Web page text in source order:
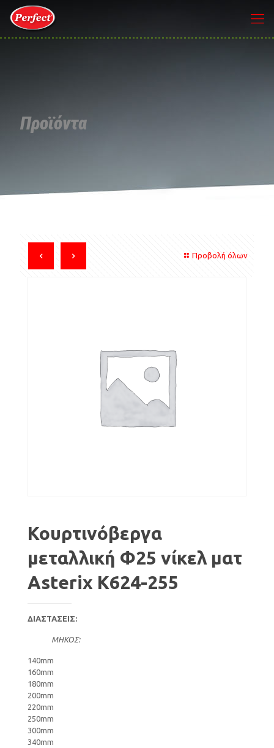
Προϊόντα
Προβολή όλων
Κουρτινόβεργα
μεταλλική Φ25 νίκελ ματ
Asterix K624-255
ΔΙΑΣΤΑΣΕΙΣ:
ΜΗΚΟΣ:
140mm
160mm
180mm
200mm
220mm
250mm
300mm
340mm